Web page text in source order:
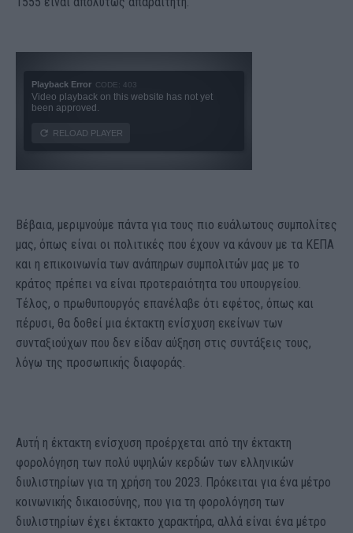
Βέβαια, μεριμνούμε πάντα για τους πιο ευάλωτους συμπολίτες
μας, όπως είναι οι πολιτικές που έχουν να κάνουν με τα ΚΕΠΑ
και η επικοινωνία των ανάπηρων συμπολιτών μας με το
κράτος πρέπει να είναι προτεραιότητα του υπουργείου.
Τέλος, ο πρωθυπουργός επανέλαβε ότι εφέτος, όπως και
πέρυσι, θα δοθεί μια έκτακτη ενίσχυση εκείνων των
συνταξιούχων που δεν είδαν αύξηση στις συντάξεις τους,
λόγω της προσωπικής διαφοράς.
Αυτή η έκτακτη ενίσχυση προέρχεται από την έκτακτη
φορολόγηση των πολύ υψηλών κερδών των ελληνικών
διυλιστηρίων για τη χρήση του 2023. Πρόκειται για ένα μέτρο
κοινωνικής δικαιοσύνης, που για τη φορολόγηση των
διυλιστηρίων έχει έκτακτο χαρακτήρα, αλλά είναι ένα μέτρο